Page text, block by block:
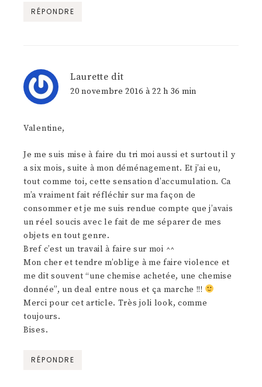
RÉPONDRE
Laurette dit
20 novembre 2016 à 22 h 36 min
Valentine,
Je me suis mise à faire du tri moi aussi et surtout il y
a six mois, suite à mon déménagement. Et j’ai eu,
tout comme toi, cette sensation d’accumulation. Ca
m’a vraiment fait réfléchir sur ma façon de
consommer et je me suis rendue compte que j’avais
un réel soucis avec le fait de me séparer de mes
objets en tout genre.
Bref c’est un travail à faire sur moi ^^
Mon cher et tendre m’oblige à me faire violence et
me dit souvent “une chemise achetée, une chemise
donnée”, un deal entre nous et ça marche !!!
Merci pour cet article. Très joli look, comme
toujours.
Bises.
RÉPONDRE